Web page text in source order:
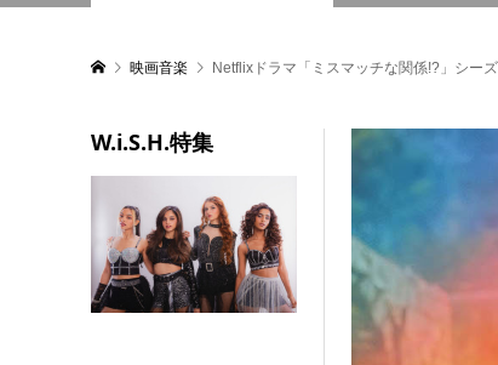
映画音楽 Netflixドラマ「ミスマッチな関係!?」シー
W.i.S.H.特集